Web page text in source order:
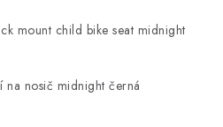
na nosič midnight černá